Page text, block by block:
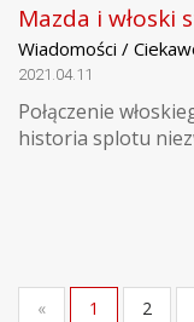
Mazda i włoski
Wiadomości /
2021.04.11
Połączenie
historia splotu
« 1 2